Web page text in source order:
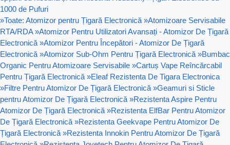
1000 de Pufuri
»Toate: Atomizor pentru Țigară Electronică »Atomizoare Servisabile
RTA/RDA »Atomizor Pentru Utilizatori Avansați - Atomizor De Țigară
Electronică »Atomizor Pentru Începători - Atomizor De Țigară
Electronică »Atomizor Sub-Ohm Pentru Țigară Electronică »Bumbac
Organic Pentru Atomizoare Servisabile »Cartuș Vape Reîncărcabil
Pentru Țigară Electronică »Eleaf Rezistenta De Tigara Electronica
»Filtre Pentru Atomizor De Țigară Electronică »Geamuri si Sticle
pentru Atomizor De Țigară Electronică »Rezistenta Aspire Pentru
Atomizor De Țigară Electronică »Rezistenta ElfBar Pentru Atomizor
De Țigară Electronică »Rezistenta Geekvape Pentru Atomizor De
Țigară Electronică »Rezistenta Innokin Pentru Atomizor De Țigară